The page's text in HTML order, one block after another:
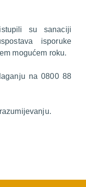
su sanaciji
isporuke
mogućem roku.
na 0800 88